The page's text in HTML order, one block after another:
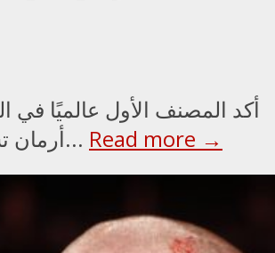
أكد المصنف الأول عالميًا في
أرمان تساروكيان، أن... Read more →